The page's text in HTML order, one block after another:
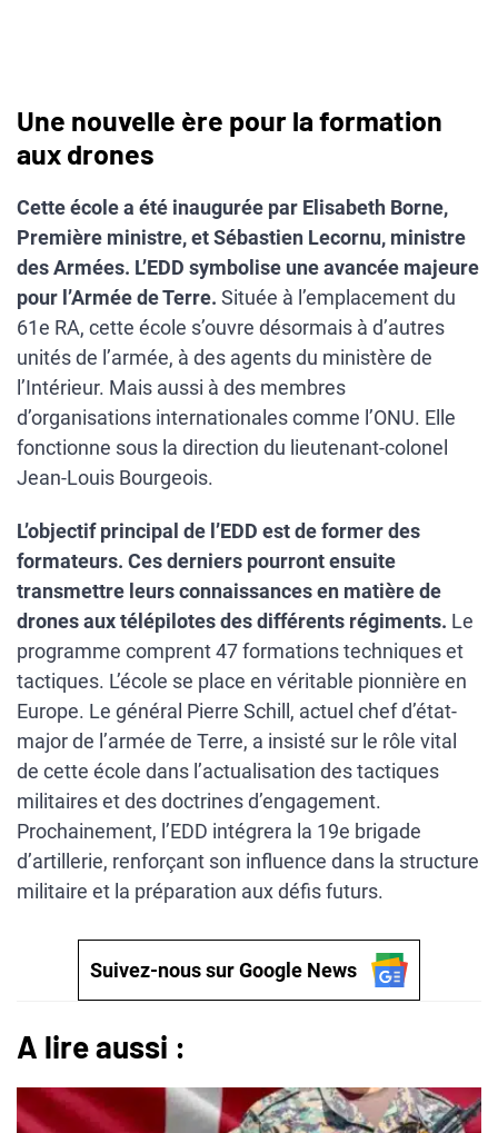
Une nouvelle ère pour la formation
aux drones
Cette école a été inaugurée par Elisabeth Borne,
Première ministre, et Sébastien Lecornu, ministre
des Armées. L’EDD symbolise une avancée majeure
pour l’Armée de Terre. Située à l’emplacement du
61e RA, cette école s’ouvre désormais à d’autres
unités de l’armée, à des agents du ministère de
l’Intérieur. Mais aussi à des membres
d’organisations internationales comme l’ONU. Elle
fonctionne sous la direction du lieutenant-colonel
Jean-Louis Bourgeois.
L’objectif principal de l’EDD est de former des
formateurs. Ces derniers pourront ensuite
transmettre leurs connaissances en matière de
drones aux télépilotes des différents régiments. Le
programme comprent 47 formations techniques et
tactiques. L’école se place en véritable pionnière en
Europe. Le général Pierre Schill, actuel chef d’état-
major de l’armée de Terre, a insisté sur le rôle vital
de cette école dans l’actualisation des tactiques
militaires et des doctrines d’engagement.
Prochainement, l’EDD intégrera la 19e brigade
d’artillerie, renforçant son influence dans la structure
militaire et la préparation aux défis futurs.
Suivez-nous sur Google News
A lire aussi :